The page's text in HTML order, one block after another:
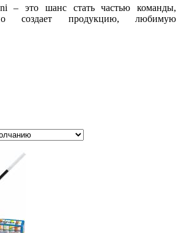
– это шанс стать частью команды,
создает продукцию, любимую